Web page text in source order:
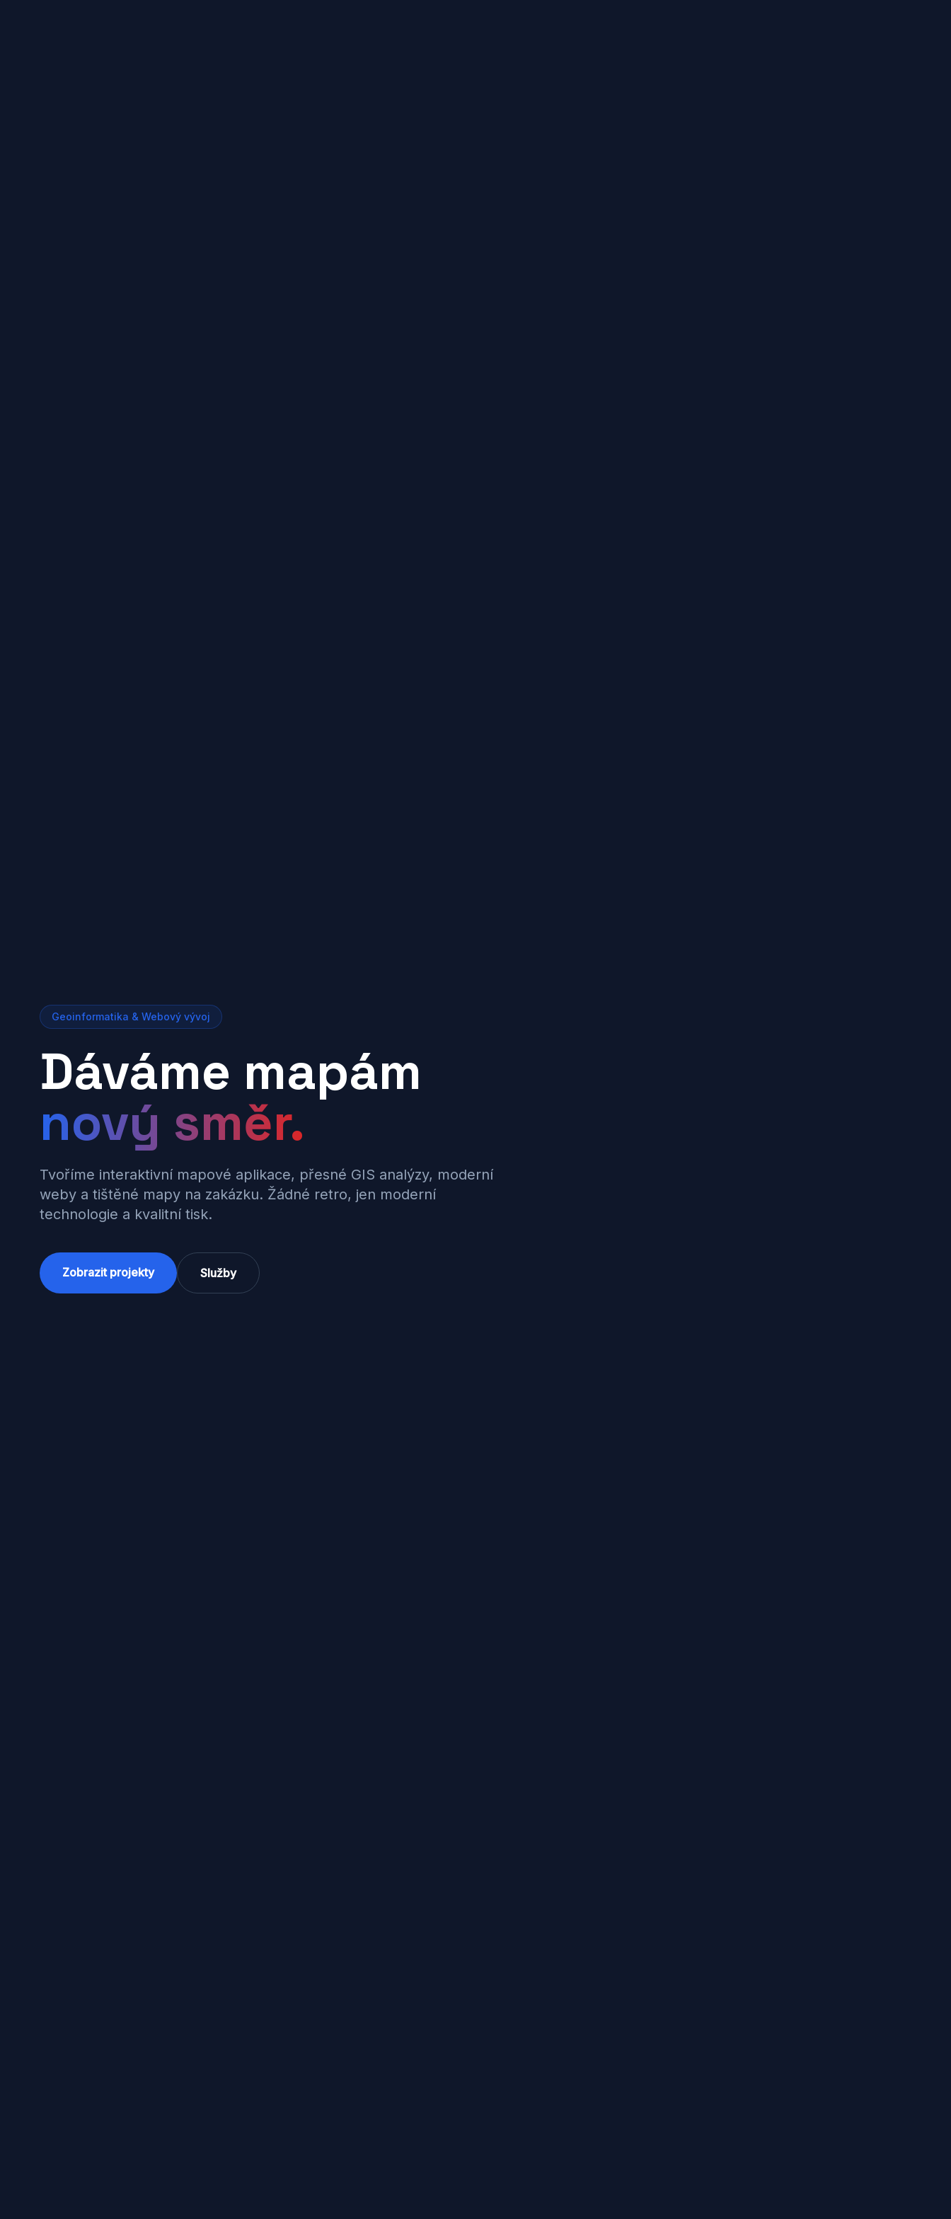
Geoinformatika & Webový vývoj
Dáváme mapám
nový směr.
Tvoříme interaktivní mapové aplikace, přesné GIS analýzy, moderní
weby a tištěné mapy na zakázku. Žádné retro, jen moderní
technologie a kvalitní tisk.
Zobrazit projekty Služby